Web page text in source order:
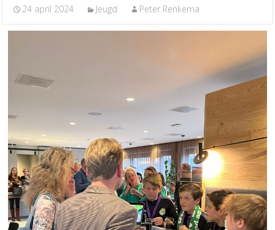
24 april 2024 Jeugd Peter Renkema